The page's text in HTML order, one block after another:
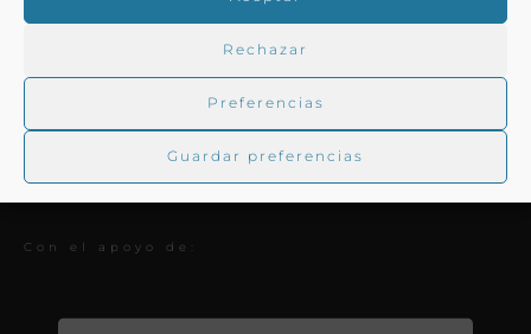
Rechazar
Preferencias
Guardar preferencias
Trabajamos para difundir y proteger la cultura
La RAG
Con el apoyo de: